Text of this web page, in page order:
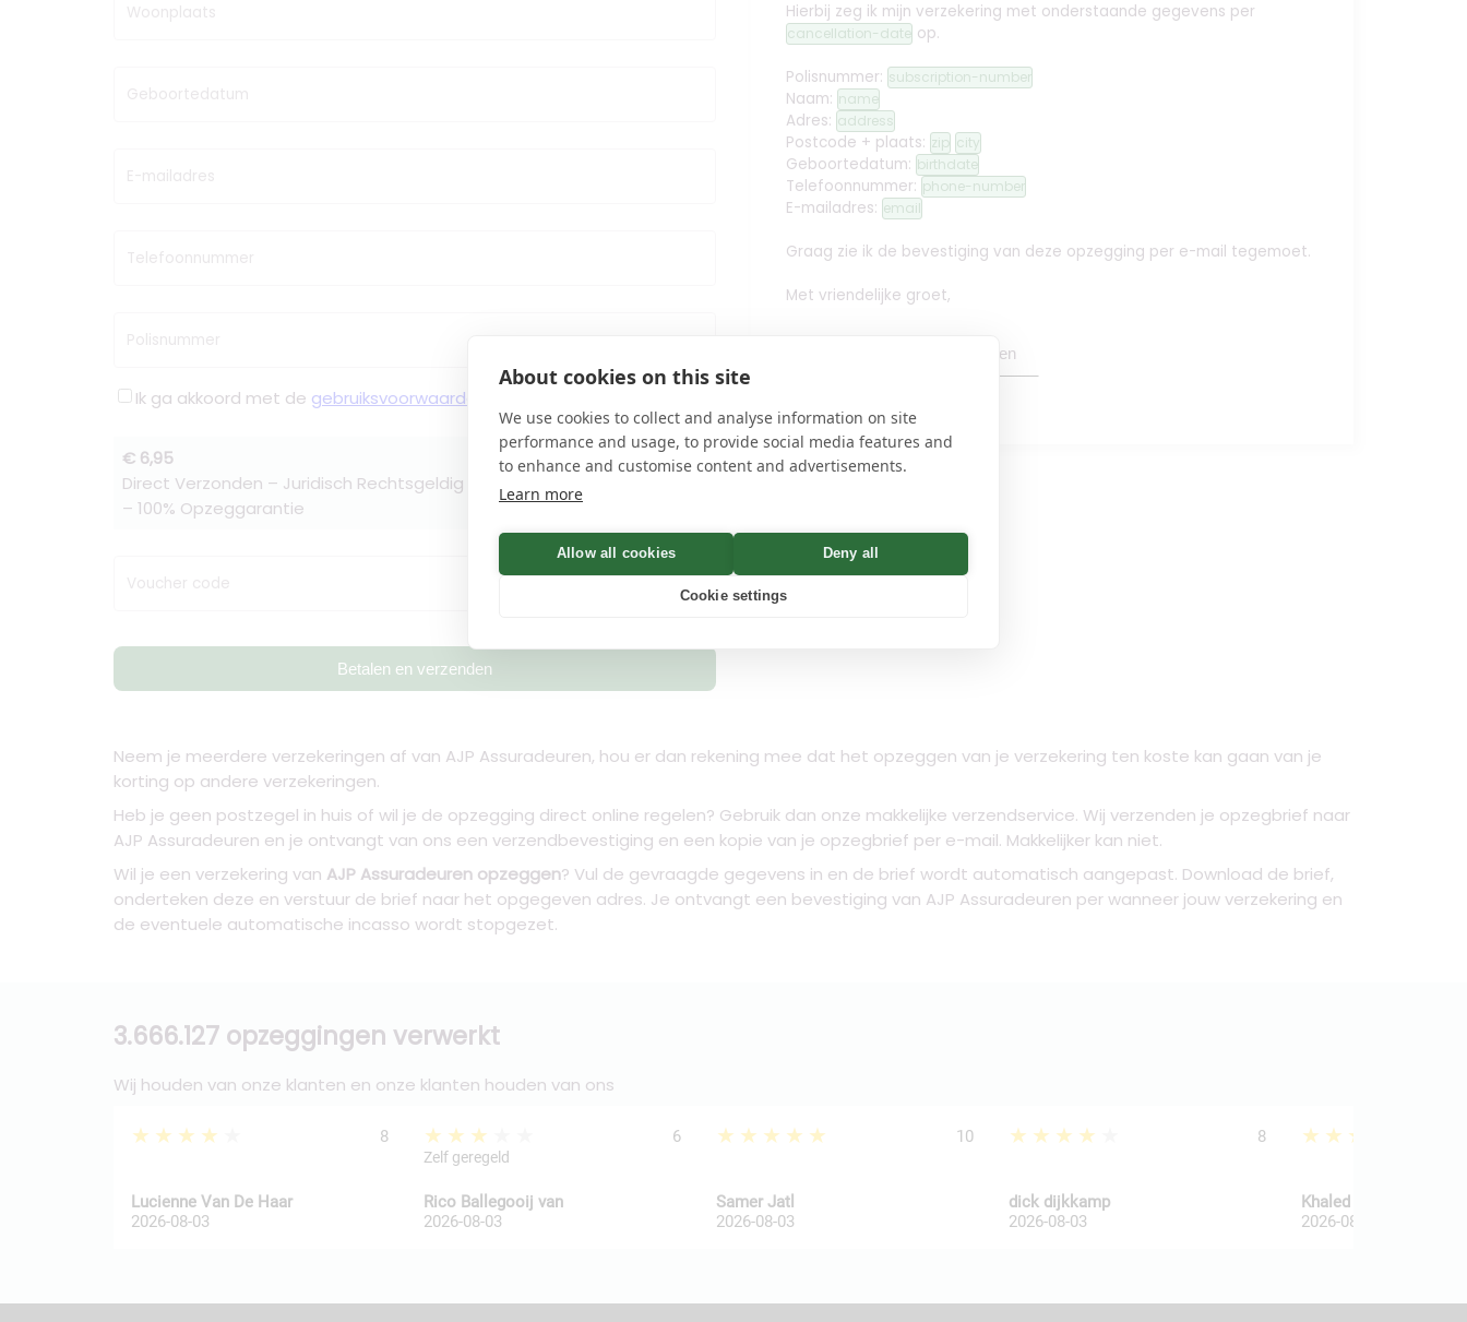
About cookies on this site
We use cookies to collect and analyse information on site
performance and usage, to provide social media features and
to enhance and customise content and advertisements.
Learn more
Allow all cookies Deny all
Cookie settings
Woonplaats
Geboortedatum
E-mailadres
Telefoonnummer
Polisnummer
Ik ga akkoord met de gebruiksvoorwaarden
€ 6,95
Direct Verzonden – Juridisch Rechtsgeldig – Bevestiging binnen Minuten
– 100% Opzeggarantie
Voucher code
Betalen en verzenden
Hierbij zeg ik mijn verzekering met onderstaande gegevens per
cancellation-date op.
Polisnummer: subscription-number
Naam: name
Adres: address
Postcode + plaats: zip city
Geboortedatum: birthdate
Telefoonnummer: phone-number
E-mailadres: email
Graag zie ik de bevestiging van deze opzegging per e-mail tegemoet.
Met vriendelijke groet,
Handtekening toevoegen
Neem je meerdere verzekeringen af van AJP Assuradeuren, hou er dan rekening mee dat het opzeggen van je verzekering ten koste kan gaan van je
korting op andere verzekeringen.
Heb je geen postzegel in huis of wil je de opzegging direct online regelen? Gebruik dan onze makkelijke verzendservice. Wij verzenden je opzegbrief naar
AJP Assuradeuren en je ontvangt van ons een verzendbevestiging en een kopie van je opzegbrief per e-mail. Makkelijker kan niet.
Wil je een verzekering van AJP Assuradeuren opzeggen? Vul de gevraagde gegevens in en de brief wordt automatisch aangepast. Download de brief,
onderteken deze en verstuur de brief naar het opgegeven adres. Je ontvangt een bevestiging van AJP Assuradeuren per wanneer jouw verzekering en
de eventuele automatische incasso wordt stopgezet.
3.666.127 opzeggingen verwerkt
Wij houden van onze klanten en onze klanten houden van ons
★★★★★ 8
Lucienne Van De Haar
2026-08-03
★★★★★ 6
Zelf geregeld
Rico Ballegooij van
2026-08-03
★★★★★ 10
Samer Jatl
2026-08-03
★★★★★ 8
dick dijkkamp
2026-08-03
★★★★★
Khaled Al Wakaa
2026-08-03